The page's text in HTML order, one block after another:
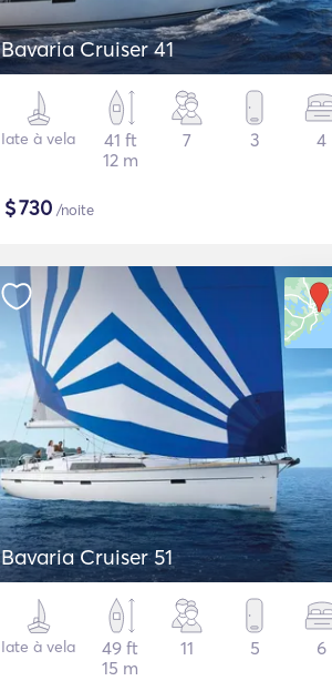
Bavaria Cruiser 41
Iate à vela
41 ft
12 m
7 3 4
$730 /noite
Bavaria Cruiser 51
Iate à vela
49 ft
15 m
11 5 6